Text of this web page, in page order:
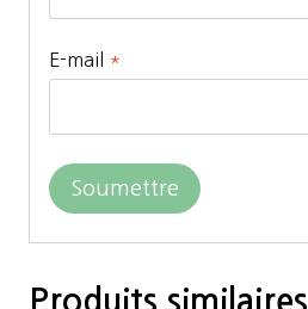
E-mail *
Produits similaires